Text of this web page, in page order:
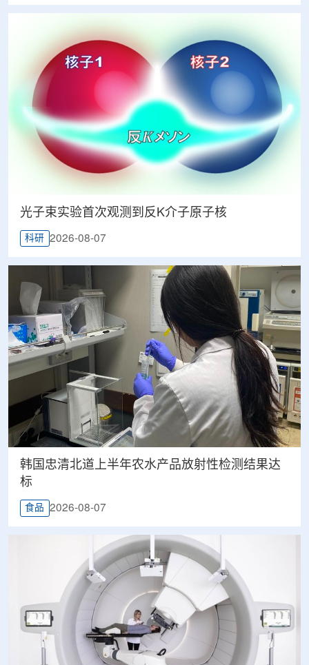
光子束实验首次观测到反K介子原子核
科研 2026-08-07
韩国忠清北道上半年农水产品放射性检测结果达
标
食品 2026-08-07